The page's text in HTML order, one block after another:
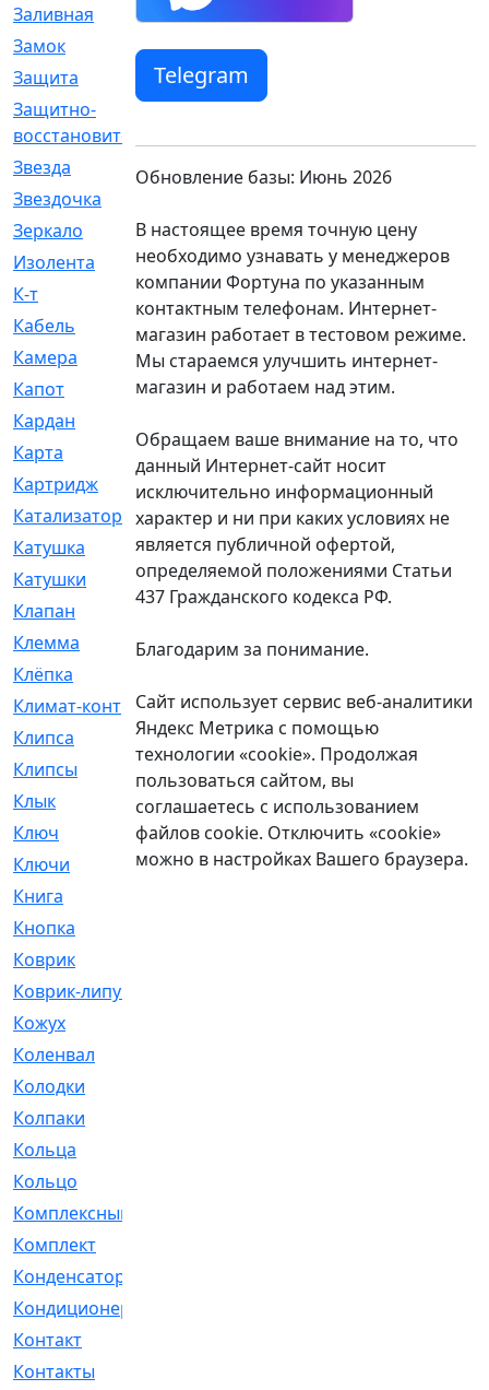
Заливная
Замок
[12]
Защита
[79]
Защитно-
восстановительный
[4]
Звезда
[1]
Звездочка
Зеркало
[369]
Изолента
[1]
К-т
[13]
Кабель
[50]
Камера
[4]
Капот
[144]
Кардан
Карта
[2]
Картридж
[250]
Катализатор
[1]
Катушка
[2]
Катушки
[291]
Клапан
[375]
Клемма
[5]
Клёпка
Климат-контроль
[3]
Клипса
[21]
Клипсы
Клык
[4]
Ключ
[2]
Ключи
[3]
Книга
Кнопка
Коврик
Коврик-липучка
Кожух
Коленвал
Колодки
Колпаки
Кольца
Кольцо
Комплексный
Комплект
Конденсатор
Кондиционер
Контакт
Контакты
Telegram
Обновление базы: Июнь 2026
В настоящее время точную цену
необходимо узнавать у менеджеров
компании Фортуна по указанным
контактным телефонам. Интернет-
магазин работает в тестовом режиме.
Мы стараемся улучшить интернет-
магазин и работаем над этим.
Обращаем ваше внимание на то, что
данный Интернет-сайт носит
исключительно информационный
характер и ни при каких условиях не
является публичной офертой,
определяемой положениями Статьи
437 Гражданского кодекса РФ.
Благодарим за понимание.
Сайт использует сервис веб-аналитики
Яндекс Метрика с помощью
технологии «cookie». Продолжая
пользоваться сайтом, вы
соглашаетесь с использованием
файлов cookie. Отключить «cookie»
можно в настройках Вашего браузера.